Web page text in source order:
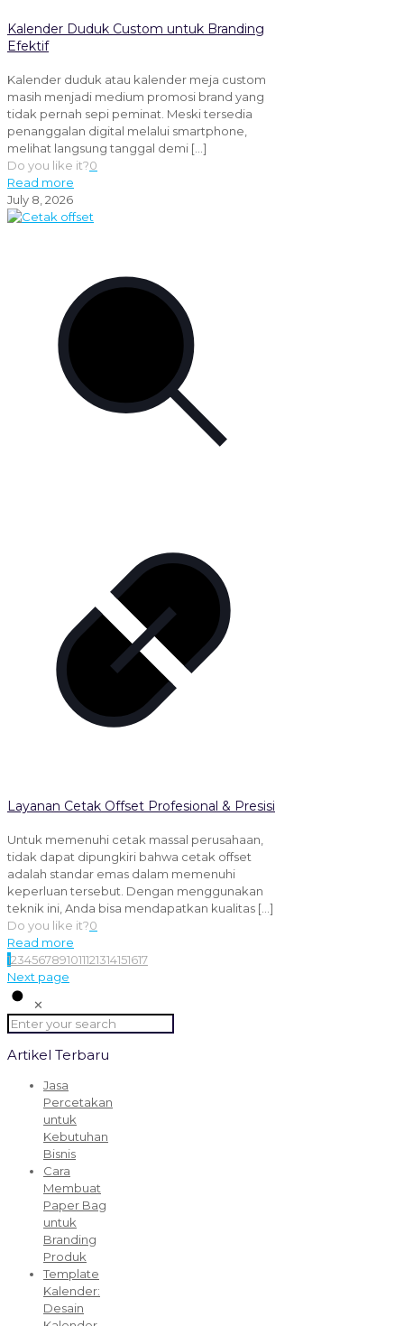
Kalender Duduk Custom untuk Branding
Efektif
Kalender duduk atau kalender meja custom
masih menjadi medium promosi brand yang
tidak pernah sepi peminat. Meski tersedia
penanggalan digital melalui smartphone,
melihat langsung tanggal demi […]
Do you like it?0
Read more
July 8, 2026
Layanan Cetak Offset Profesional & Presisi
Untuk memenuhi cetak massal perusahaan,
tidak dapat dipungkiri bahwa cetak offset
adalah standar emas dalam memenuhi
keperluan tersebut. Dengan menggunakan
teknik ini, Anda bisa mendapatkan kualitas […]
Do you like it?0
Read more
1234567891011121314151617
Next page
✕
Artikel Terbaru
Jasa
Percetakan
untuk
Kebutuhan
Bisnis
Cara
Membuat
Paper Bag
untuk
Branding
Produk
Template
Kalender:
Desain